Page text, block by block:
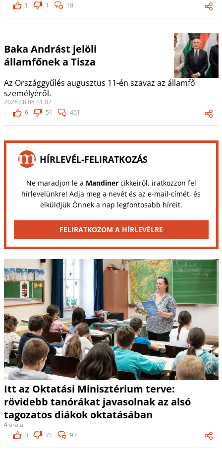
1
1 18
Baka Andrást jelöli
államfőnek a Tisza
Az Országgyűlés augusztus 11-én szavaz az államfő
személyéről.
2026.08.08 11:07
6
51 401
HÍRLEVÉL-FELIRATKOZÁS
Ne maradjon le a Mandinercikkeiről, iratkozzon fel
hírlevelünkre! Adja meg a nevét és az e-mail-címét, és
elküldjük Önnek a nap legfontosabb híreit.
FELIRATKOZOM A HÍRLEVÉLRE
Itt az Oktatási Minisztérium terve:
rövidebb tanórákat javasolnak az alsó
tagozatos diákok oktatásában
4 órája
3
21 97